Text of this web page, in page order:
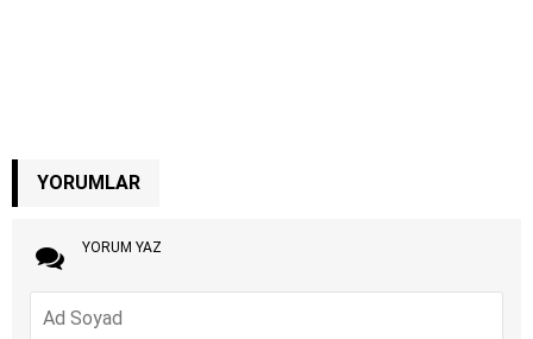
YORUMLAR
YORUM YAZ